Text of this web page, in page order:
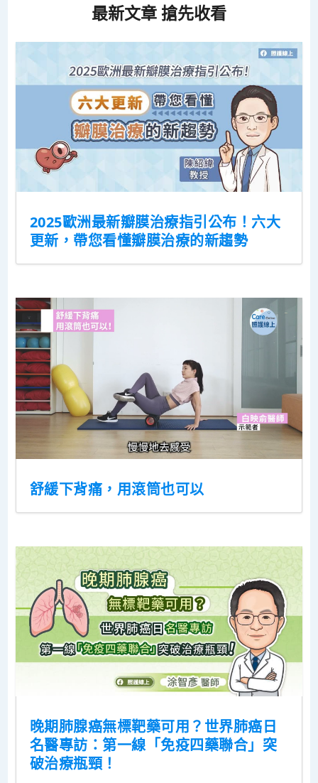
最新文章 搶先收看
2025歐洲最新瓣膜治療指引公布！六大
更新，帶您看懂瓣膜治療的新趨勢
舒緩下背痛，用滾筒也可以
晚期肺腺癌無標靶藥可用？世界肺癌日
名醫專訪：第一線「免疫四藥聯合」突
破治療瓶頸！